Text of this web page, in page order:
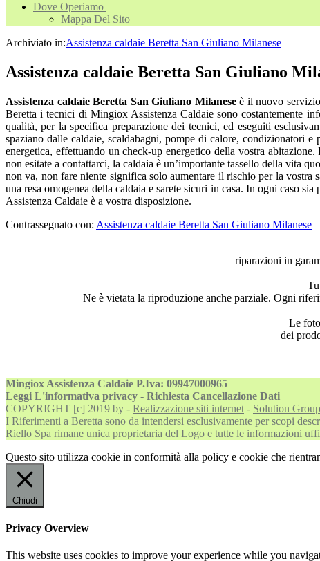
Dove Operiamo
Mappa Del Sito
Archiviato in:Assistenza caldaie Beretta San Giuliano Milanese
Assistenza caldaie Beretta San Giuliano
Assistenza caldaie Beretta San Giuliano Milaneseè il nuovo servizio
Beretta i tecnici di Mingiox Assistenza Caldaie sono costantemente
qualità, per la specifica preparazione dei tecnici, ed eseguiti
spaziano dalle caldaie, scaldabagni, pompe di calore, condizionatori
energetica, effettuando un check-up energetico della vostra
non esitate a contattarci, la caldaia è un’importante tassello della vita
non va, non fare niente significa solo aumentare il rischio per la vostra
una resa omogenea della caldaia e sarete sicuri in casa. In ogni caso
Assistenza Caldaie è a vostra disposizione.
Contrassegnato con: Assistenza caldaie Beretta San Giuliano Milanese
riparazioni in
Ne è vietata la riproduzione anche parziale. Ogni
Le
dei
Mingiox Assistenza Caldaie P.Iva: 09947000965
Leggi L'informativa privacy - Richiesta Cancellazione Dati
COPYRIGHT [c] 2019 by - Realizzazione siti internet - Solution
I Riferimenti a Beretta sono da intendersi esclusivamente per scopi
Riello Spa rimane unica proprietaria del Logo e tutte le informazioni
Questo sito utilizza cookie in conformità alla policy e cookie che
Chiudi
Privacy Overview
This website uses cookies to improve your experience while you